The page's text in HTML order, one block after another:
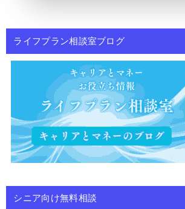
ライフプラン相談室ブログ
シニア向け無料相談